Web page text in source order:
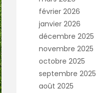
février 2026
janvier 2026
décembre 2025
novembre 2025
octobre 2025
septembre 2025
août 2025